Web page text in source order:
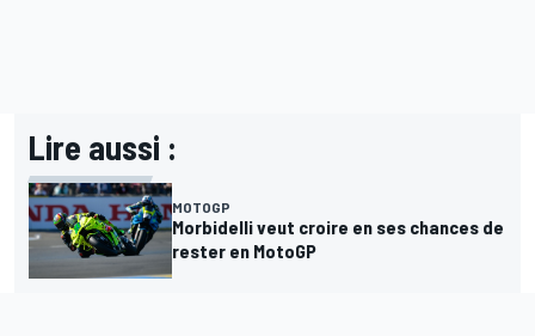
Lire aussi :
MOTOGP
Morbidelli veut croire en ses chances de
rester en MotoGP